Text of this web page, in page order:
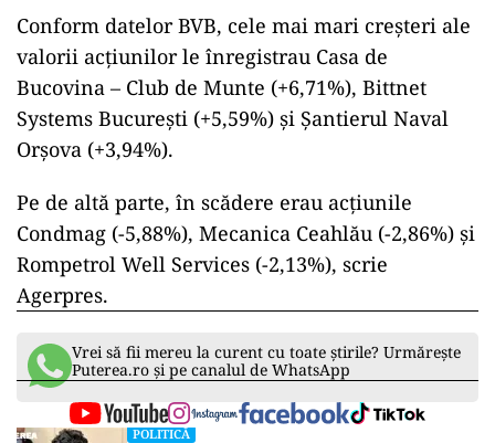
Conform datelor BVB, cele mai mari creşteri ale
valorii acţiunilor le înregistrau Casa de
Bucovina – Club de Munte (+6,71%), Bittnet
Systems Bucureşti (+5,59%) şi Şantierul Naval
Orşova (+3,94%).
Pe de altă parte, în scădere erau acţiunile
Condmag (-5,88%), Mecanica Ceahlău (-2,86%) şi
Rompetrol Well Services (-2,13%), scrie
Agerpres.
Vrei să fii mereu la curent cu toate știrile? Urmărește
Puterea.ro și pe canalul de WhatsApp
POLITICĂ